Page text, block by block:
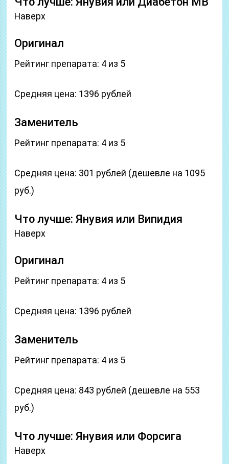
Наверх
Оригинал
Рейтинг препарата: 4 из 5
Средняя цена: 1396 рублей
Заменитель
Рейтинг препарата: 4 из 5
Средняя цена: 301 рублей (дешевле на 1095
руб.)
Что лучше: Янувия или Випидия
Наверх
Оригинал
Рейтинг препарата: 4 из 5
Средняя цена: 1396 рублей
Заменитель
Рейтинг препарата: 4 из 5
Средняя цена: 843 рублей (дешевле на 553
руб.)
Что лучше: Янувия или Форсига
Наверх